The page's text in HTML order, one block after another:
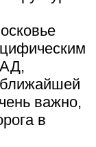
важно,
в